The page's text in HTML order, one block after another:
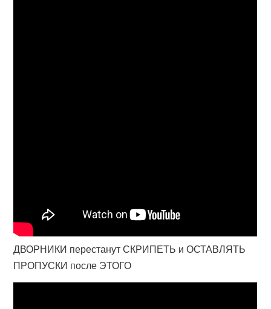
ДВОРНИКИ перестанут СКРИПЕТЬ и ОСТАВЛЯТЬ
ПРОПУСКИ после ЭТОГО